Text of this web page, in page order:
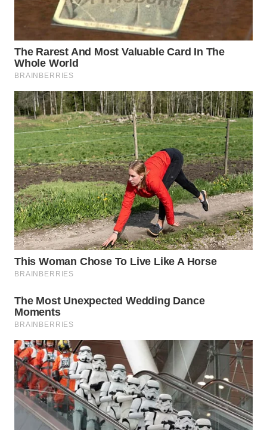
KARO
WN
SIMALUNGUN
WN
LABUHANBATU
WN
TAPANULI
TENGAH
WN DELI
SERDANG
WN
TEBING
TINGGI
WN
PAKPAK
WN
KARAWANG
WN
BEKASI